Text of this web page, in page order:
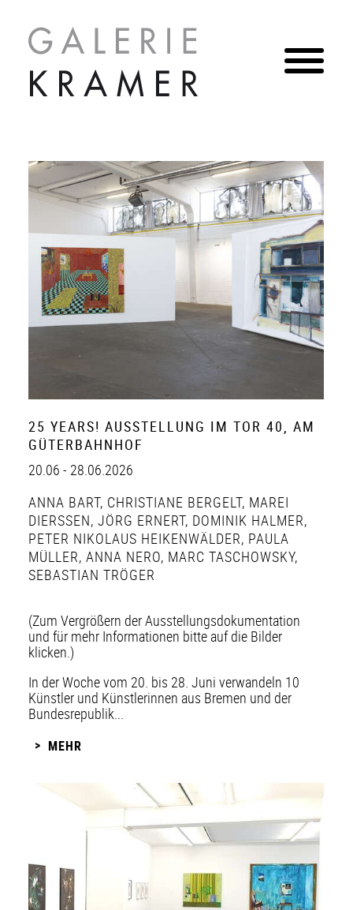
25 YEARS! AUSSTELLUNG IM TOR 40, AM
GÜTERBAHNHOF
20.06 - 28.06.2026
ANNA BART, CHRISTIANE BERGELT, MAREI
DIERSSEN , JÖRG ERNERT, DOMINIK HALMER,
PETER NIKOLAUS HEIKENWÄLDER, PAULA
MÜLLER, ANNA NERO, MARC TASCHOWSKY,
SEBASTIAN TRÖGER
(Zum Vergrößern der Ausstellungsdokumentation
und für mehr Informationen bitte auf die Bilder
klicken.)
In der Woche vom 20. bis 28. Juni verwandeln 10
Künstler und Künstlerinnen aus Bremen und der
Bundesrepublik...
MEHR